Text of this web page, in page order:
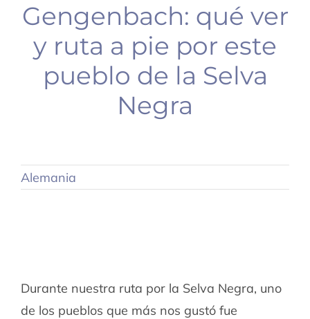
Gengenbach: qué ver
y ruta a pie por este
pueblo de la Selva
Negra
Alemania
Durante nuestra ruta por la Selva Negra, uno
de los pueblos que más nos gustó fue